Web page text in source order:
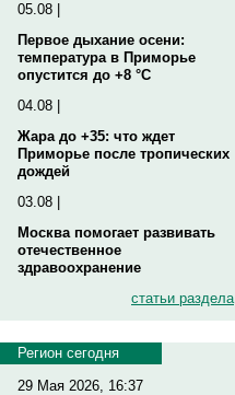
05.08 |
Первое дыхание осени:
температура в Приморье
опустится до +8 °C
04.08 |
Жара до +35: что ждет
Приморье после тропических
дождей
03.08 |
Москва помогает развивать
отечественное
здравоохранение
статьи раздела
Регион сегодня
29 Мая 2026, 16:37